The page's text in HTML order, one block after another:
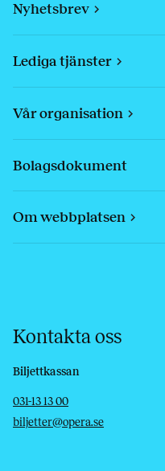
Nyhetsbrev
Lediga tjänster
Vår organisation
Bolagsdokument
Om webbplatsen
Kontakta oss
Biljettkassan
Telefon
031-13 13 00
E-post
biljetter@opera.se